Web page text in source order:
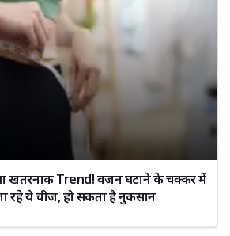
खतरनाक Trend! वजन घटाने के चक्कर में
रहे ये चीज, हो सकता है नुकसान